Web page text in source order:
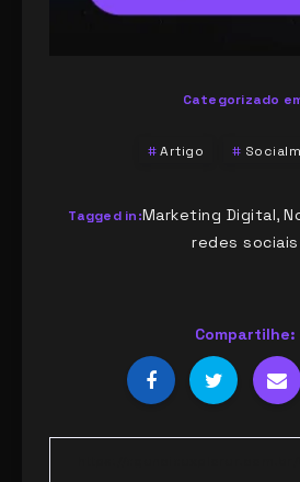
Categorizado
Artigo
Tagged in:Marketing Digital,
redes sociais
Compartilhe: